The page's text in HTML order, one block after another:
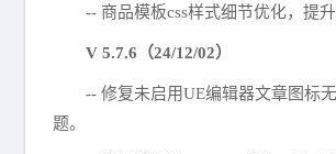
-- 商品模板css样式细节优化，提升
V 5.7.6（24/12/02）
-- 修复未启用UE编辑器文章图标
题。